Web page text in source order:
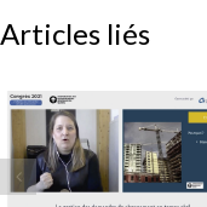
Articles liés
VOS
TABLEAUX
DE SUIVIS